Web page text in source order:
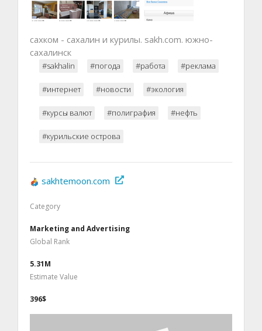
сахком - сахалин и курилы. sakh.com. южно-
сахалинск
#sakhalin #погода #работа #реклама
#интернет #новости #экология
#курсы валют #полиграфия #нефть
#курильские острова
sakhtemoon.com
Category
Marketing and Advertising
Global Rank
5.31M
Estimate Value
396$